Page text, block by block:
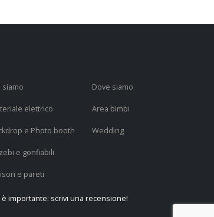
siamo
elettrico
e Photo booth
e gonfiabili
e pareti
Dove siamo
Area bimbi
Wedding
importante: scrivi una recensione!